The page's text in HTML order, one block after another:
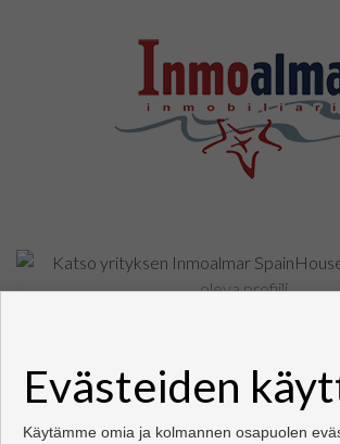
Copyright © 2026. Kaikki oikeudet
Kehittämisestä vastaaInmoenter.
Evästeiden
Käytämme omia ja kolmannen osapuolen